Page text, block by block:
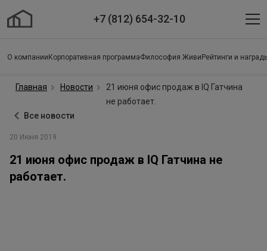
+7 (812) 654-32-10
О компании Корпоративная программаФилософия Живи Рейтинги и
Главная Новости
21 июня офис продаж в IQ Гатчина
не работает.
Все новости
20 Июня 2019
21 июня офис продаж в IQ Гатчина не
работает.